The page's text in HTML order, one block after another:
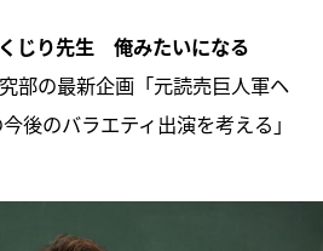
くじり先生 俺みたいになる
部の最新企画「元読売巨人軍ヘ
後のバラエティ出演を考える」